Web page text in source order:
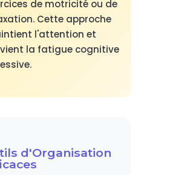
de motricité ou de
Cette approche
l'attention et
la fatigue cognitive
d'Organisation